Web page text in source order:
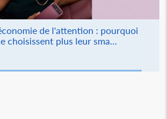
de l'attention : pourquoi
choisissent plus leur sma...